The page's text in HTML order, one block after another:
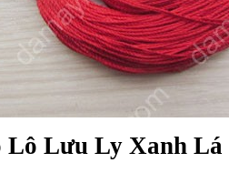
Lô Lưu Ly Xanh Lá